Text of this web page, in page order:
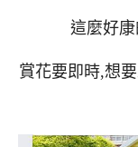
這麼好
賞花要即時,想